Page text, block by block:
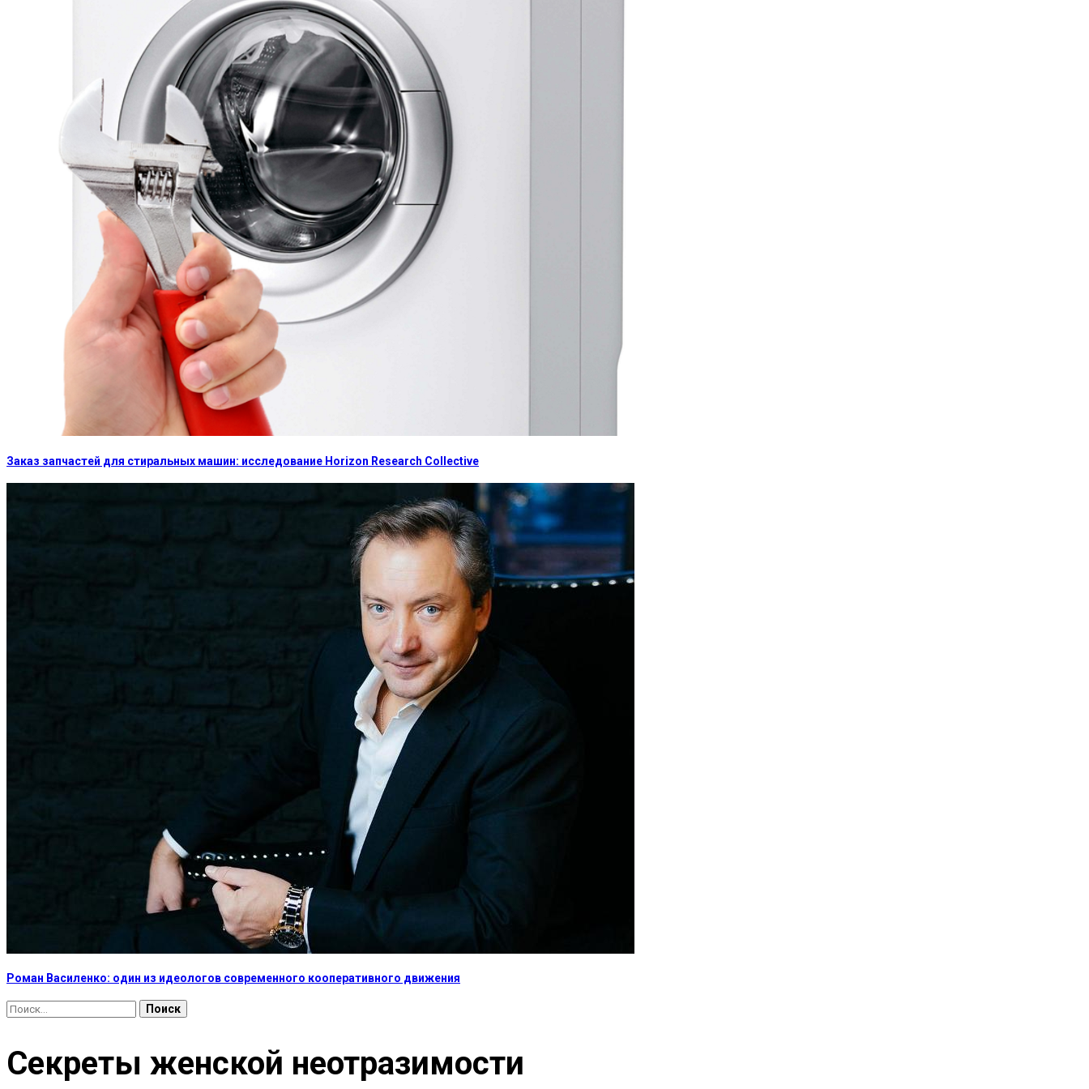
Заказ запчастей для стиральных машин: исследование Horizon Research Collective
Роман Василенко: один из идеологов современного кооперативного движения
Найти:
Секреты женской неотразимости